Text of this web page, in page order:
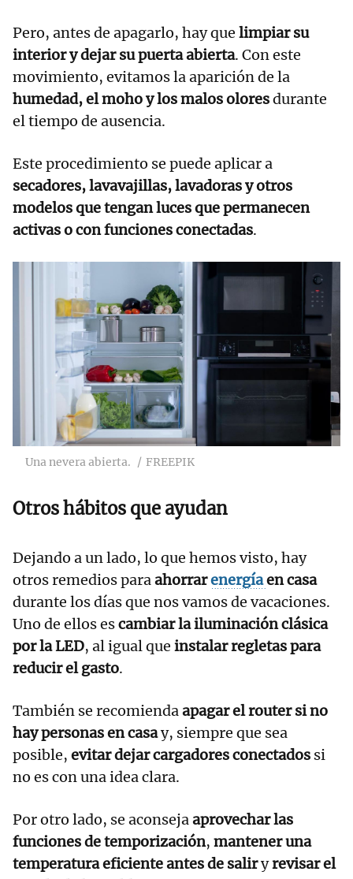
Pero, antes de apagarlo, hay que limpiar su
interior y dejar su puerta abierta. Con este
movimiento, evitamos la aparición de la
humedad, el moho y los malos oloresdurante
el tiempo de ausencia.
Este procedimiento se puede aplicar a
secadores, lavavajillas, lavadoras y otros
modelos que tengan luces que permanecen
activas o con funciones conectadas.
Una nevera abierta. FREEPIK
Otros hábitos que ayudan
Dejando a un lado, lo que hemos visto, hay
otros remedios paraahorrarenergíaen casa
durante los días que nos vamos de vacaciones.
Uno de ellos escambiar la iluminación clásica
por la LED, al igual que instalar regletas para
reducir el gasto.
También se recomiendaapagar el router si no
hay personas en casay, siempre que sea
posible, evitar dejar cargadores conectados si
no es con una idea clara.
Por otro lado, se aconsejaaprovechar las
funciones de temporización, mantener una
temperatura eficiente antes de saliryrevisar el